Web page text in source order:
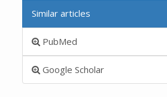
Similar articles
PubMed
Google Scholar